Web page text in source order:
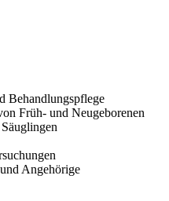
Behandlungspflege
Früh- und Neugeborenen
Angehörige